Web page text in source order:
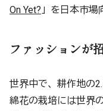
On Yet?」を日本市場
ファッションが
世界中で、耕作地の
綿花の栽培には世界